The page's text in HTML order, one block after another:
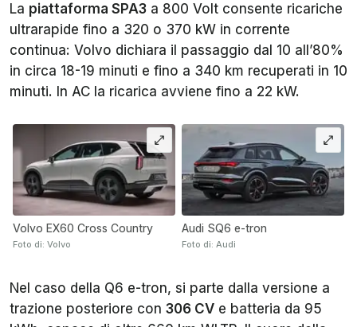
La piattaforma SPA3 a 800 Volt consente ricariche
ultrarapide fino a 320 o 370 kW in corrente
continua: Volvo dichiara il passaggio dal 10 all’80%
in circa 18-19 minuti e fino a 340 km recuperati in 10
minuti. In AC la ricarica avviene fino a 22 kW.
Volvo EX60 Cross Country
Foto di: Volvo
Audi SQ6 e-tron
Foto di: Audi
Nel caso della Q6 e-tron, si parte dalla versione a
trazione posteriore con 306 CV e batteria da 95